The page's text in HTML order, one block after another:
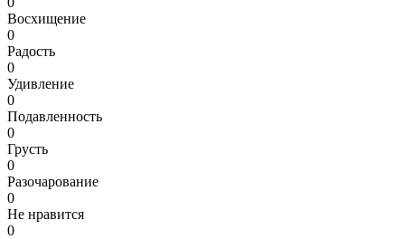
Восхищение
0
Радость
0
Удивление
0
Подавленность
0
Грусть
0
Разочарование
0
Не нравится
0